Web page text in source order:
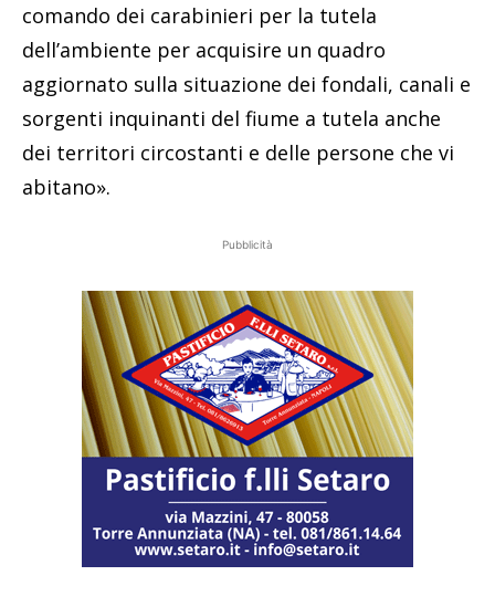
comando dei carabinieri per la tutela
dell’ambiente per acquisire un quadro
aggiornato sulla situazione dei fondali, canali e
sorgenti inquinanti del fiume a tutela anche
dei territori circostanti e delle persone che vi
abitano».
Pubblicità